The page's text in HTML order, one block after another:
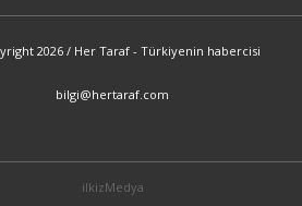
2026 / Her Taraf - Türkiyenin habercisi
bilgi@hertaraf.com
ilkizMedya